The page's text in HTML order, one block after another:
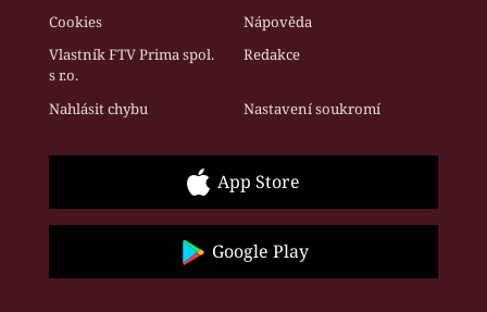
Cookies
Nápověda
Vlastník FTV Prima spol.
s r.o.
Redakce
Nahlásit chybu Nastavení soukromí
App Store
Google Play